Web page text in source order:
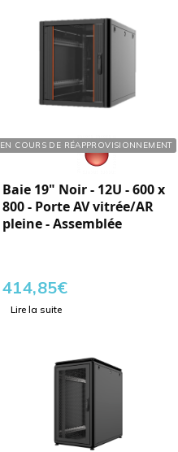
EN COURS DE RÉAPPROVISIONNEMENT
Réf. : 760121
Baie 19" Noir - 12U - 600 x
800 - Porte AV vitrée/AR
pleine - Assemblée
414,85€
Lire la suite